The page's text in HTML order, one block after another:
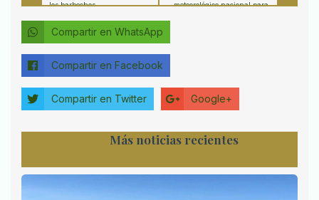
los barbechos
meteorológico nacional para
Compartir en WhatsApp
Compartir en Facebook
Compartir en Twitter Google+
Más noticias recientes